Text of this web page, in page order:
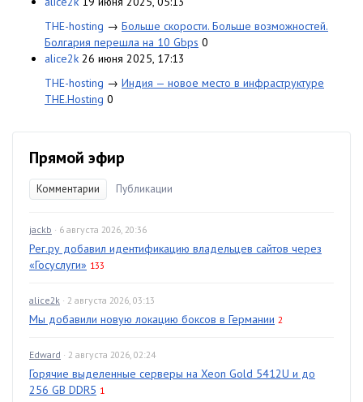
THE-hosting → Больше скорости. Больше возможностей.
Болгария перешла на 10 Gbps 0
alice2k 26 июня 2025, 17:13
THE-hosting → Индия — новое место в инфраструктуре
THE.Hosting 0
Прямой эфир
Комментарии Публикации
jackb · 6 августа 2026, 20:36
Рег.ру добавил идентификацию владельцев сайтов через
«Госуслуги» 133
alice2k · 2 августа 2026, 03:13
Мы добавили новую локацию боксов в Германии 2
Edward · 2 августа 2026, 02:24
Горячие выделенные серверы на Xeon Gold 5412U и до
256 GB DDR5 1